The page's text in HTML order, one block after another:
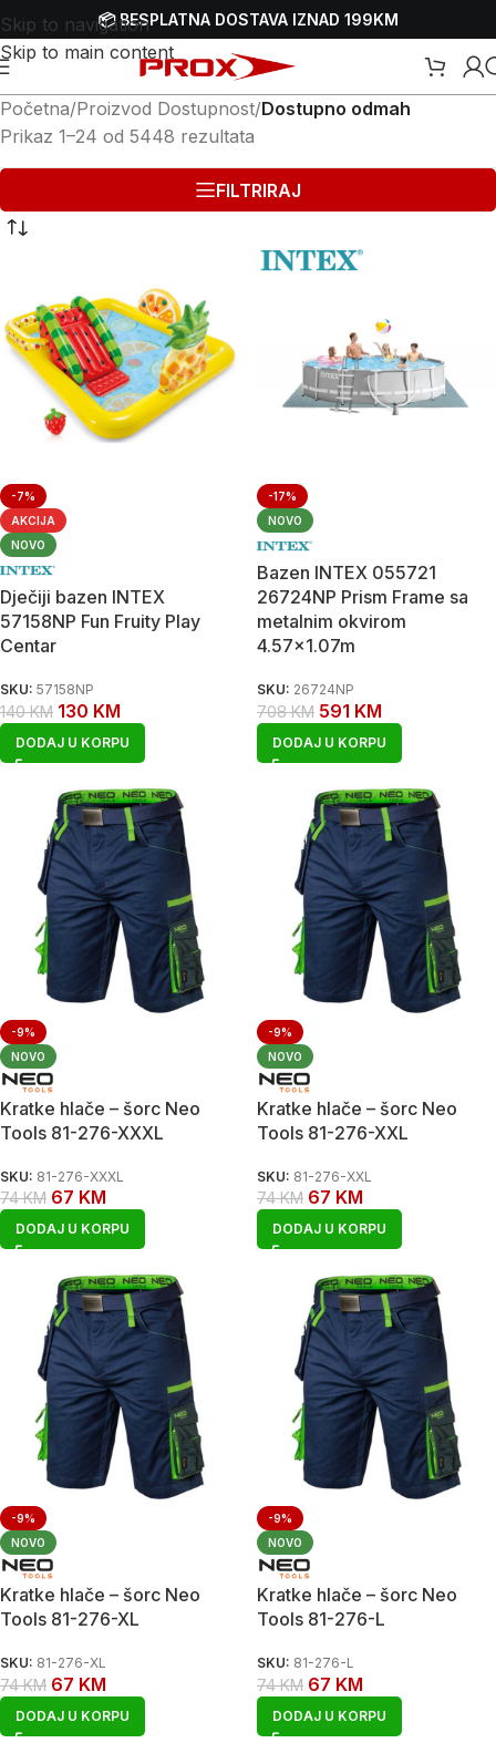
Skip to navigation
Skip to main content
📦 BESPLATNA DOSTAVA IZNAD 199KM
Početna/Proizvod Dostupnost/Dostupno odmah
Prikaz 1–24 od 5448 rezultata
FILTRIRAJ
-7%
AKCIJA
NOVO
Dječiji bazen INTEX
57158NP Fun Fruity Play
Centar
SKU: 57158NP
140KM 130 KM
DODAJ U KORPU
-17%
NOVO
Bazen INTEX 055721
26724NP Prism Frame sa
metalnim okvirom
4.57×1.07m
SKU: 26724NP
708KM 591 KM
DODAJ U KORPU
-9%
NOVO
Kratke hlače – šorc Neo
Tools 81-276-XXXL
SKU: 81-276-XXXL
74KM 67 KM
DODAJ U KORPU
-9%
NOVO
Kratke hlače – šorc Neo
Tools 81-276-XXL
SKU: 81-276-XXL
74KM 67 KM
DODAJ U KORPU
-9%
NOVO
Kratke hlače – šorc Neo
Tools 81-276-XL
SKU: 81-276-XL
74KM 67 KM
DODAJ U KORPU
-9%
NOVO
Kratke hlače – šorc Neo
Tools 81-276-L
SKU: 81-276-L
74KM 67 KM
DODAJ U KORPU